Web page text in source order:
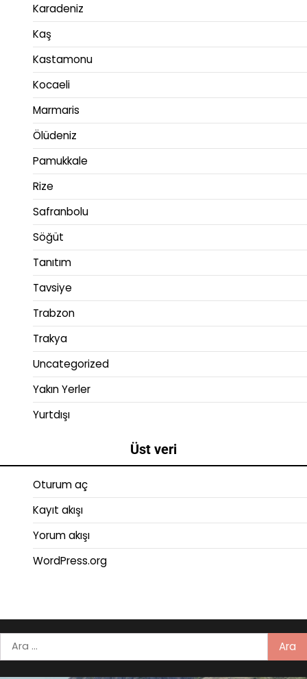
Karadeniz
Kaş
Kastamonu
Kocaeli
Marmaris
Ölüdeniz
Pamukkale
Rize
Safranbolu
Söğüt
Tanıtım
Tavsiye
Trabzon
Trakya
Uncategorized
Yakın Yerler
Yurtdışı
Üst veri
Oturum aç
Kayıt akışı
Yorum akışı
WordPress.org
Arama: